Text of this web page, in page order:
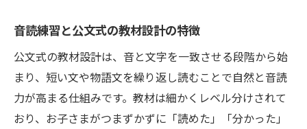
音読練習と公文式の教材設計の特徴
公文式の教材設計は、音と文字を一致させる段階から始
まり、短い文や物語文を繰り返し読むことで自然と音読
力が高まる仕組みです。教材は細かくレベル分けされて
おり、お子さまがつまずかずに「読めた」「分かった」